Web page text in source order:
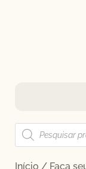
Início / Faça